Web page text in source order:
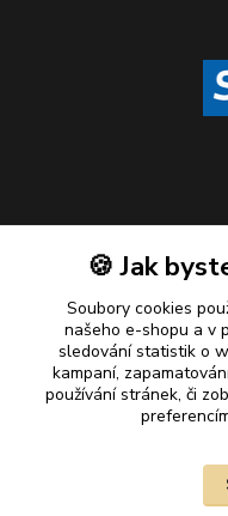
🍪 Jak
Soubory cookies
našeho e-shopu a v
sledování statistik o
kampaní,
používání stránek, či